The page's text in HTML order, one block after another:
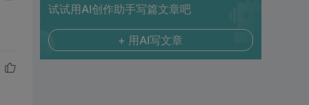
试试用AI创作助手写篇文章吧
+ 用AI写文章